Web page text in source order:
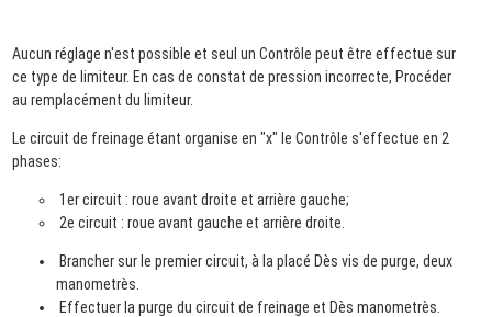
Aucun réglage n'est possible et seul un Contrôle peut être effectue sur
ce type de limiteur. En cas de constat de pression incorrecte, Procéder
au remplacément du limiteur.
Le circuit de freinage étant organise en "x" le Contrôle s'effectue en 2
phases:
1er circuit : roue avant droite et arrière gauche;
2e circuit : roue avant gauche et arrière droite.
Brancher sur le premier circuit, à la placé Dès vis de purge, deux
manometrès.
Effectuer la purge du circuit de freinage et Dès manometrès.